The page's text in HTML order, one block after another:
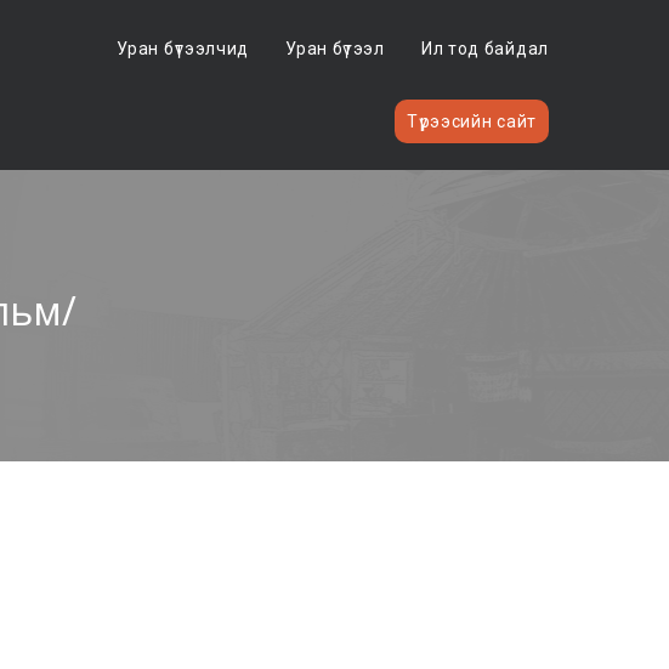
Уран бүтээлчид Уран бүтээл Ил тод байдал
Түрээсийн сайт